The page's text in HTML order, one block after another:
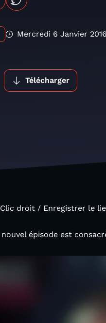
Mercredi 6 Janvier 2016
Télécharger
droit / Enregistrer le
épisode est